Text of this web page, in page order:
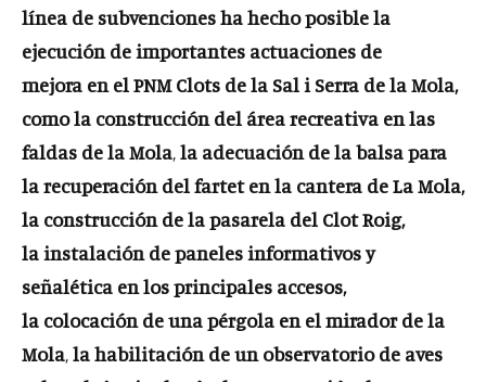
línea de subvencionesha hecho posible la
ejecución deimportantes actuaciones de
mejora en el PNM Clots de la Sal i Serra de la Mola,
como la construcción del área recreativa en las
faldas de la Mola,la adecuación de la balsa para
la recuperación del fartet en la cantera de La Mola,
la construcción de la pasarela del Clot Roig,
la instalación de paneles informativos y
señalética en los principales accesos,
la colocación de una pérgola en el mirador de la
Mola,lahabilitación de un observatorio de aves